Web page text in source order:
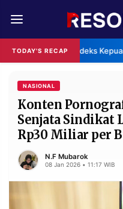
TODAY'S RECAPBPS: Indeks
REDAKSI
RESOLUSI IKLAN
RUBRIKASI
EDITORIAL AKSARA
FINANSIA PERSONA
DAERAH NASIONAL
NASIONAL
Konten
Senjata Sindikat
Rp30 Miliar per
N.F Mubarok
08 Jan 2026 • 11:17 WIB